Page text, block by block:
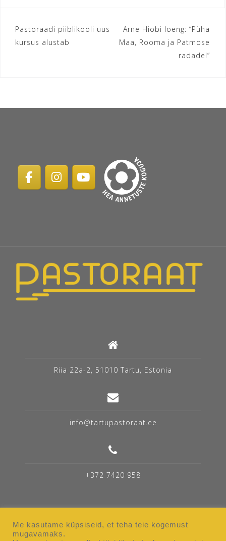
Navigeerimine
Pastoraadi piiblikooli uus
kursus alustab
Arne Hiobi loeng: “Püha
Maa, Rooma ja Patmose
radadel”
Riia 22a-2, 51010 Tartu, Estonia
info@tartupastoraat.ee
+372 7420 958
Me kasutame küpsiseid, et teha teie kogemust
mugavamaks.